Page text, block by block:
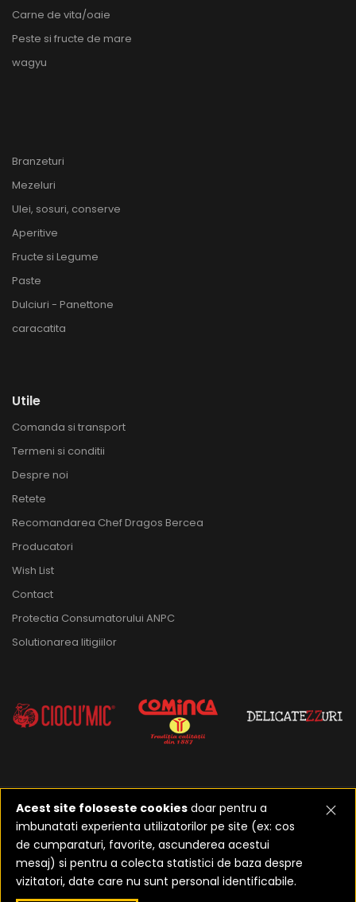
Carne de vita/oaie
Peste si fructe de mare
wagyu
Branzeturi
Mezeluri
Ulei, sosuri, conserve
Aperitive
Fructe si Legume
Paste
Dulciuri - Panettone
caracatita
Utile
Comanda si transport
Termeni si conditii
Despre noi
Retete
Recomandarea Chef Dragos Bercea
Producatori
Wish List
Contact
Protectia Consumatorului ANPC
Solutionarea litigiilor
2023-2026 ©
Realizat de
Etusoft Oradea
Acest site foloseste cookies doar pentru a
imbunatati experienta utilizatorilor pe site (ex: cos
de cumparaturi, favorite, ascunderea acestui
mesaj) si pentru a colecta statistici de baza despre
vizitatori, date care nu sunt personal identificabile.